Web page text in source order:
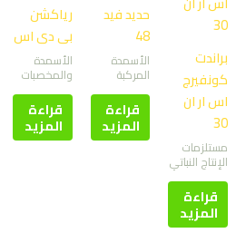
براندت
كونفيرج
اس ار ان
30
مستلزمات
الإنتاج النباتي
قراءة
المزيد
حديد فيد
48
الأسمدة
المركبة
قراءة
المزيد
رياكشن
بى دى اس
الأسمدة
والمخصبات
قراءة
المزيد